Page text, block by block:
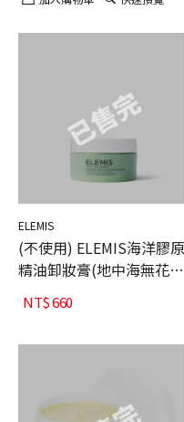
ELEMIS
(不使用) ELEMIS海洋膠原
精油卸妝膏(地中海無花果
版)20g
NT$660